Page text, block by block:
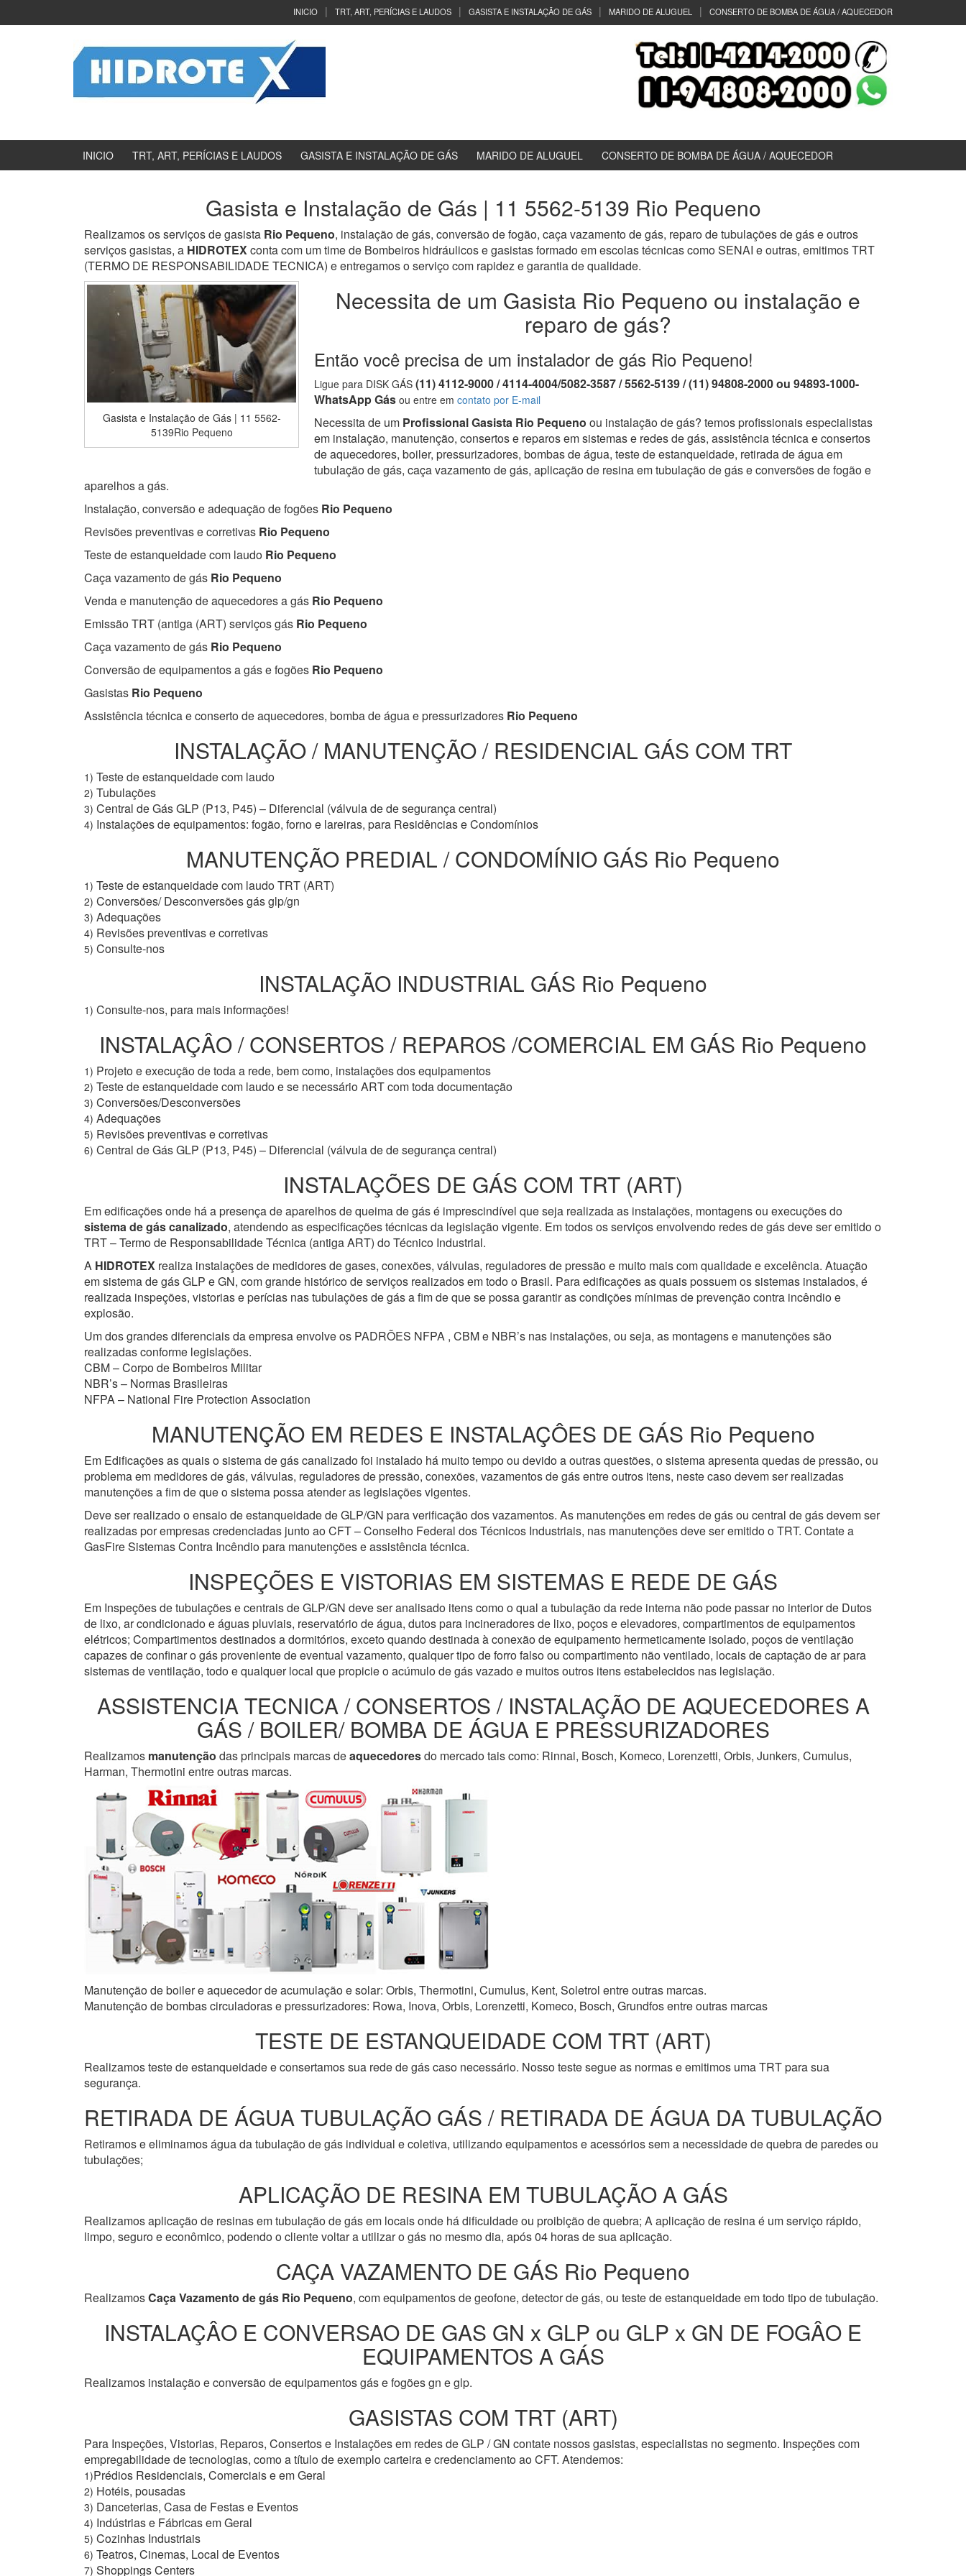
INICIO TRT, ART, PERÍCIAS E LAUDOS GASISTA E INSTALAÇÃO DE GÁS MARIDO DE ALUGUEL CONSERTO DE BOMBA DE ÁGUA / AQUECEDOR
INICIO TRT, ART, PERÍCIAS E LAUDOS GASISTA E INSTALAÇÃO DE GÁS MARIDO DE ALUGUEL CONSERTO DE BOMBA DE ÁGUA / AQUECEDOR
Gasista e Instalação de Gás | 11 5562-5139 Rio Pequeno
Realizamos os serviços de gasista Rio Pequeno, instalação de gás, conversão de fogão, caça vazamento de gás, reparo de tubulações de gás e outros
serviços gasistas, a HIDROTEXconta com um time de Bombeiros hidráulicos e gasistas formado em escolas técnicas como SENAI e outras, emitimos TRT
(TERMO DE RESPONSABILIDADE TECNICA) e entregamos o serviço com rapidez e garantia de qualidade.
Gasista e Instalação de Gás | 11 5562-
5139Rio Pequeno
Necessita de um Gasista Rio Pequeno ou instalação e
reparo de gás?
Então você precisa de um instalador de gás Rio Pequeno!
Ligue para DISK GÁS (11) 4112-9000 / 4114-4004/5082-3587 / 5562-5139 / (11) 94808-2000 ou 94893-1000-
WhatsApp Gás ou entre em contato por E-mail
Necessita de um Profissional Gasista Rio Pequeno ou instalação de gás? temos profissionais especialistas
em instalação, manutenção, consertos e reparos em sistemas e redes de gás, assistência técnica e consertos
de aquecedores, boiler, pressurizadores, bombas de água, teste de estanqueidade, retirada de água em
tubulação de gás, caça vazamento de gás, aplicação de resina em tubulação de gás e conversões de fogão e
aparelhos a gás.
Instalação, conversão e adequação de fogões Rio Pequeno
Revisões preventivas e corretivas Rio Pequeno
Teste de estanqueidade com laudo Rio Pequeno
Caça vazamento de gás Rio Pequeno
Venda e manutenção de aquecedores a gás Rio Pequeno
Emissão TRT (antiga (ART) serviços gás Rio Pequeno
Caça vazamento de gás Rio Pequeno
Conversão de equipamentos a gás e fogões Rio Pequeno
Gasistas Rio Pequeno
Assistência técnica e conserto de aquecedores, bomba de água e pressurizadores Rio Pequeno
INSTALAÇÃO / MANUTENÇÃO / RESIDENCIAL GÁS COM TRT
1) Teste de estanqueidade com laudo
2) Tubulações
3) Central de Gás GLP (P13, P45) – Diferencial (válvula de de segurança central)
4) Instalações de equipamentos: fogão, forno e lareiras, para Residências e Condomínios
MANUTENÇÃO PREDIAL / CONDOMÍNIO GÁS Rio Pequeno
1) Teste de estanqueidade com laudo TRT (ART)
2) Conversões/ Desconversões gás glp/gn
3) Adequações
4) Revisões preventivas e corretivas
5) Consulte-nos
INSTALAÇÃO INDUSTRIAL GÁS Rio Pequeno
1) Consulte-nos, para mais informações!
INSTALAÇÂO / CONSERTOS / REPAROS /COMERCIAL EM GÁS Rio Pequeno
1) Projeto e execução de toda a rede, bem como, instalações dos equipamentos
2) Teste de estanqueidade com laudo e se necessário ART com toda documentação
3) Conversões/Desconversões
4) Adequações
5) Revisões preventivas e corretivas
6) Central de Gás GLP (P13, P45) – Diferencial (válvula de de segurança central)
INSTALAÇÕES DE GÁS COM TRT (ART)
Em edificações onde há a presença de aparelhos de queima de gás é imprescindível que seja realizada as instalações, montagens ou execuções do
sistema de gás canalizado, atendendo as especificações técnicas da legislação vigente. Em todos os serviços envolvendo redes de gás deve ser emitido o
TRT – Termo de Responsabilidade Técnica (antiga ART) do Técnico Industrial.
A HIDROTEX realiza instalações de medidores de gases, conexões, válvulas, reguladores de pressão e muito mais com qualidade e excelência. Atuação
em sistema de gás GLP e GN, com grande histórico de serviços realizados em todo o Brasil. Para edificações as quais possuem os sistemas instalados, é
realizada inspeções, vistorias e perícias nas tubulações de gás a fim de que se possa garantir as condições mínimas de prevenção contra incêndio e
explosão.
Um dos grandes diferenciais da empresa envolve os PADRÕES NFPA , CBM e NBR’s nas instalações, ou seja, as montagens e manutenções são
realizadas conforme legislações.
CBM – Corpo de Bombeiros Militar
NBR’s – Normas Brasileiras
NFPA – National Fire Protection Association
MANUTENÇÃO EM REDES E INSTALAÇÔES DE GÁS Rio Pequeno
Em Edificações as quais o sistema de gás canalizado foi instalado há muito tempo ou devido a outras questões, o sistema apresenta quedas de pressão, ou
problema em medidores de gás, válvulas, reguladores de pressão, conexões, vazamentos de gás entre outros itens, neste caso devem ser realizadas
manutenções a fim de que o sistema possa atender as legislações vigentes.
Deve ser realizado o ensaio de estanqueidade de GLP/GN para verificação dos vazamentos. As manutenções em redes de gás ou central de gás devem ser
realizadas por empresas credenciadas junto ao CFT – Conselho Federal dos Técnicos Industriais, nas manutenções deve ser emitido o TRT. Contate a
GasFire Sistemas Contra Incêndio para manutenções e assistência técnica.
INSPEÇÕES E VISTORIAS EM SISTEMAS E REDE DE GÁS
Em Inspeções de tubulações e centrais de GLP/GN deve ser analisado itens como o qual a tubulação da rede interna não pode passar no interior de Dutos
de lixo, ar condicionado e águas pluviais, reservatório de água, dutos para incineradores de lixo, poços e elevadores, compartimentos de equipamentos
elétricos; Compartimentos destinados a dormitórios, exceto quando destinada à conexão de equipamento hermeticamente isolado, poços de ventilação
capazes de confinar o gás proveniente de eventual vazamento, qualquer tipo de forro falso ou compartimento não ventilado, locais de captação de ar para
sistemas de ventilação, todo e qualquer local que propicie o acúmulo de gás vazado e muitos outros itens estabelecidos nas legislação.
ASSISTENCIA TECNICA / CONSERTOS / INSTALAÇÃO DE AQUECEDORES A
GÁS / BOILER/ BOMBA DE ÁGUA E PRESSURIZADORES
Realizamos manutenção das principais marcas deaquecedoresdo mercado tais como: Rinnai, Bosch, Komeco, Lorenzetti, Orbis, Junkers, Cumulus,
Harman, Thermotini entre outras marcas.
Manutenção de boiler e aquecedor de acumulação e solar: Orbis, Thermotini, Cumulus, Kent, Soletrol entre outras marcas.
Manutenção de bombas circuladoras e pressurizadores: Rowa, Inova, Orbis, Lorenzetti, Komeco, Bosch, Grundfos entre outras marcas
TESTE DE ESTANQUEIDADE COM TRT (ART)
Realizamos teste de estanqueidade e consertamos sua rede de gás caso necessário. Nosso teste segue as normas e emitimos uma TRT para sua
segurança.
RETIRADA DE ÁGUA TUBULAÇÃO GÁS / RETIRADA DE ÁGUA DA TUBULAÇÃO
Retiramos e eliminamos água da tubulação de gás individual e coletiva, utilizando equipamentos e acessórios sem a necessidade de quebra de paredes ou
tubulações;
APLICAÇÃO DE RESINA EM TUBULAÇÃO A GÁS
Realizamos aplicação de resinas em tubulação de gás em locais onde há dificuldade ou proibição de quebra; A aplicação de resina é um serviço rápido,
limpo, seguro e econômico, podendo o cliente voltar a utilizar o gás no mesmo dia, após 04 horas de sua aplicação.
CAÇA VAZAMENTO DE GÁS Rio Pequeno
RealizamosCaça Vazamento de gás Rio Pequeno, com equipamentos de geofone, detector de gás, ou teste de estanqueidade em todo tipo de tubulação.
INSTALAÇÂO E CONVERSAO DE GAS GN x GLP ou GLP x GN DE FOGÂO E
EQUIPAMENTOS A GÁS
Realizamos instalação e conversão de equipamentos gás e fogões gn e glp.
GASISTAS COM TRT (ART)
Para Inspeções, Vistorias, Reparos, Consertos e Instalações em redes de GLP / GN contate nossos gasistas, especialistas no segmento. Inspeções com
empregabilidade de tecnologias, como a título de exemplo carteira e credenciamento ao CFT. Atendemos:
1)Prédios Residenciais, Comerciais e em Geral
2) Hotéis, pousadas
3) Danceterias, Casa de Festas e Eventos
4) Indústrias e Fábricas em Geral
5) Cozinhas Industriais
6) Teatros, Cinemas, Local de Eventos
7) Shoppings Centers